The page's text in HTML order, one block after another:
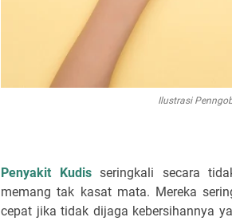
Ilustrasi
Penyakit Kudisseringkali secara
memang tak kasat mata. Mereka
cepat jika tidak dijaga kebersihannya